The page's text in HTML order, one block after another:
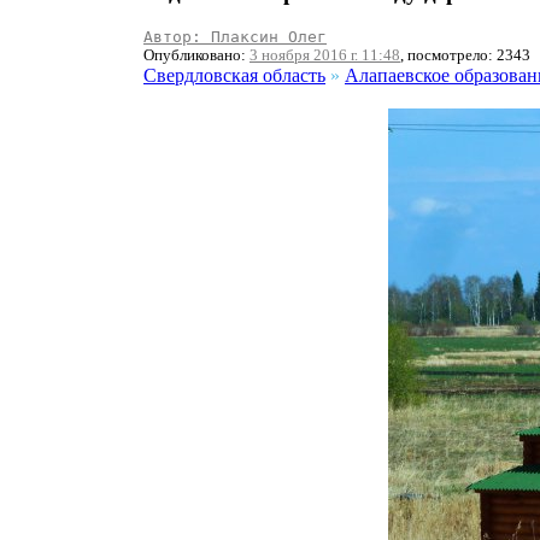
Автор: Плаксин Олег
Опубликовано: 3 ноября 2016 г. 11:48, посмотрело: 2343
Свердловская область » Алапаевское